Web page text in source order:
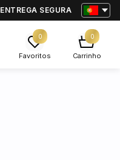
ENTREGA SEGURA
0
Favoritos
0
Carrinho